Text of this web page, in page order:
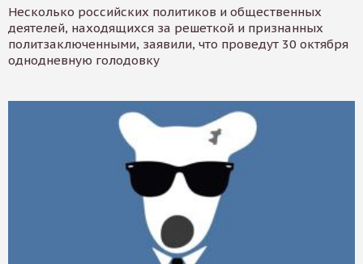
Несколько российских политиков и общественных
деятелей, находящихся за решеткой и признанных
политзаключенными, заявили, что проведут 30 октября
однодневную голодовку